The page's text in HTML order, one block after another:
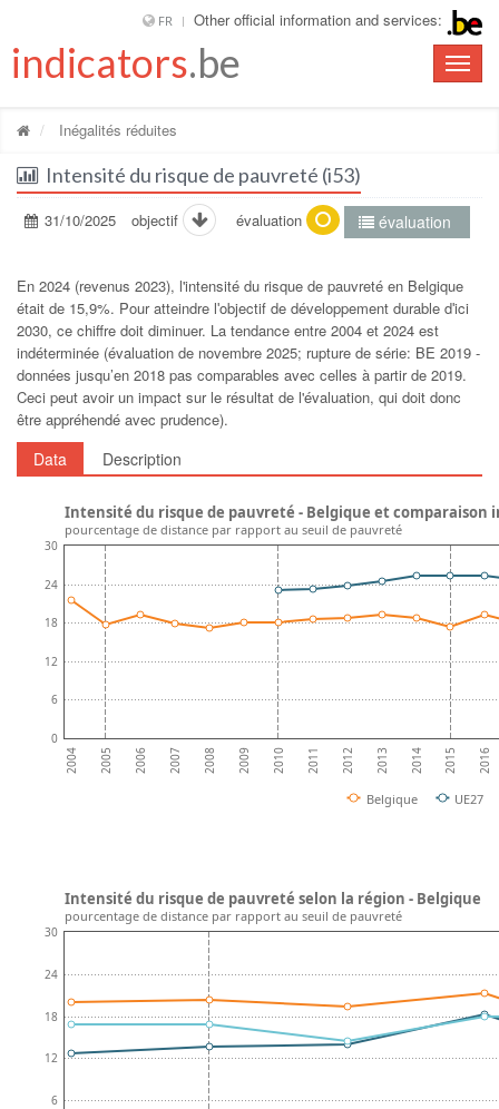
FR Other official information and services:
Toggle
indicators.be
Inégalités réduites
Intensité du risque de pauvreté (i53)
31/10/2025 objectif évaluation évaluation
En 2024 (revenus 2023), l'intensité du risque de pauvreté en Belgique
était de 15,9%. Pour atteindre lʹobjectif de développement durable dʹici
2030, ce chiffre doit diminuer. La tendance entre 2004 et 2024 est
indéterminée (évaluation de novembre 2025; rupture de série: BE 2019 -
données jusqu’en 2018 pas comparables avec celles à partir de 2019.
Ceci peut avoir un impact sur le résultat de l'évaluation, qui doit donc
être appréhendé avec prudence).
Data Description
2004 2005 2006 2007 2008 2009 2010 2011 2012 2013 2014 2015 2016
0
6
12
18
24
30
Belgique UE27
Intensité du risque de pauvreté - Belgique et
pourcentage de distance par rapport au seuil de pauvreté
6
12
18
24
30
Intensité du risque de pauvreté selon la région - Belgique
pourcentage de distance par rapport au seuil de pauvreté